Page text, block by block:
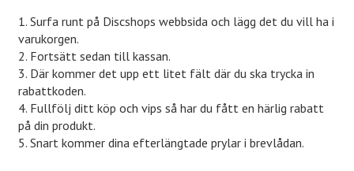
1. Surfa runt på Discshops webbsida och lägg det du vill ha i
varukorgen.
2. Fortsätt sedan till kassan.
3. Där kommer det upp ett litet fält där du ska trycka in
rabattkoden.
4. Fullfölj ditt köp och vips så har du fått en härlig rabatt
på din produkt.
5. Snart kommer dina efterlängtade prylar i brevlådan.